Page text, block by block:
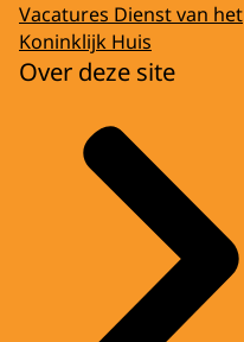
Vacatures Dienst van het
Koninklijk Huis
Over deze site